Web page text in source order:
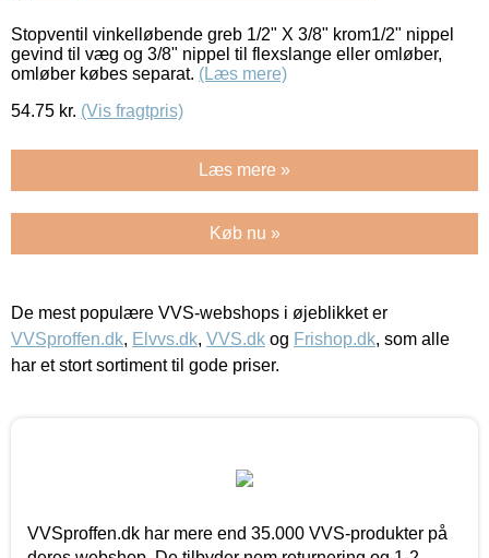
Stopventil vinkelløbende greb 1/2" X 3/8" krom1/2" nippel
gevind til væg og 3/8" nippel til flexslange eller omløber,
omløber købes separat. (Læs mere)
54.75 kr. (Vis fragtpris)
Læs mere »
Køb nu »
De mest populære VVS-webshops i øjeblikket er
VVSproffen.dk, Elvvs.dk, VVS.dk og Frishop.dk, som alle
har et stort sortiment til gode priser.
VVSproffen.dk har mere end 35.000 VVS-produkter på